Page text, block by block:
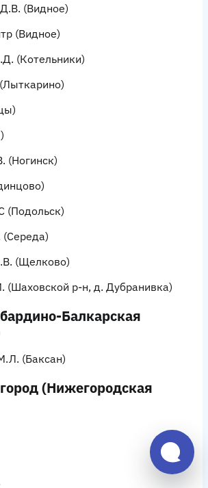
(Видное)
(Видное)
(Котельники)
(Лыткарино)
(Ногинск)
(Подольск)
(Середа)
(Щелково)
(Шаховской р-н, д. Дубранивка)
Балкарская
(Баксан)
(Нижегородская